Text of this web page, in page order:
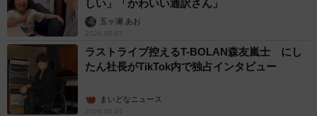
しい」「かわいい通訳さん」
五ヶ瀬 あお
2026.08.07
ラストライブ控えるT-BOLAN森友嵐士 にし
たん社長がTikTok内で独占インタビュー
まいどなニュース
2026.08.07